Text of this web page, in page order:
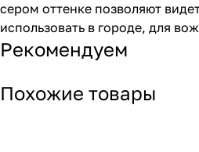
сером оттенке позволяют
использовать в городе, для
Рекомендуем
Похожие товары